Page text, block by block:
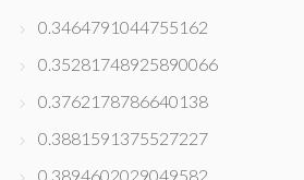
0.3464791044755162
0.35281748925890066
0.3762178786640138
0.3881591375527227
0.3894602029049582